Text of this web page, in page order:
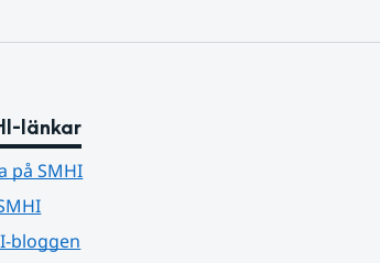
länkar
på SMHI
bloggen